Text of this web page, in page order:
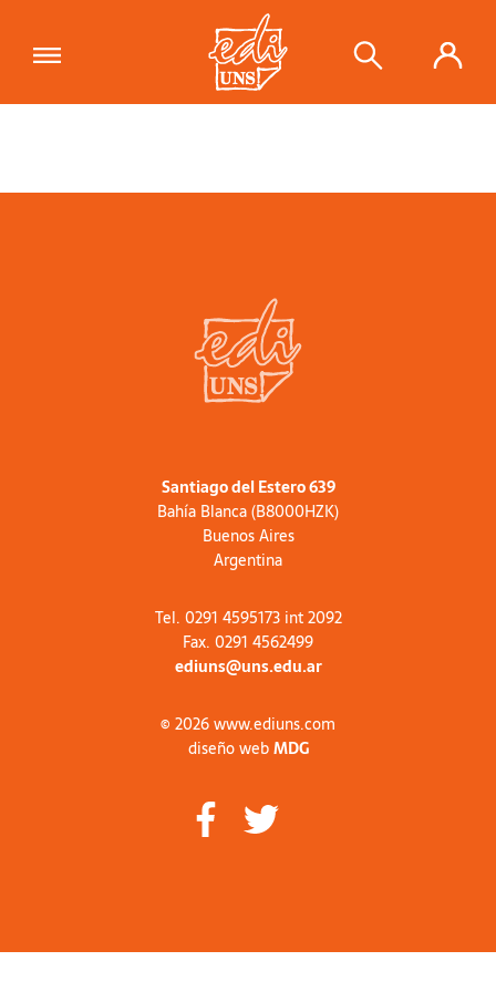
Santiago del Estero 639
Bahía Blanca (B8000HZK)
Buenos Aires
Argentina
Tel. 0291 4595173 int 2092
Fax. 0291 4562499
ediuns@uns.edu.ar
© 2026 www.ediuns.com
diseño webMDG